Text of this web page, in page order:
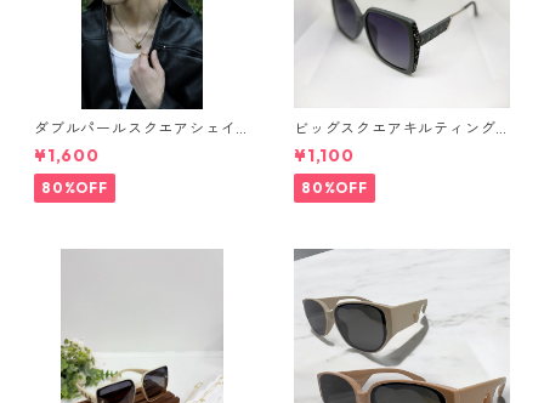
ダブルパールスクエアシェイ
プサングラス(Dark brown) **
SinSin*
¥1,600
80%OFF
ビッグスクエアキルティング
サングラス** SinSin*
¥1,100
80%OFF